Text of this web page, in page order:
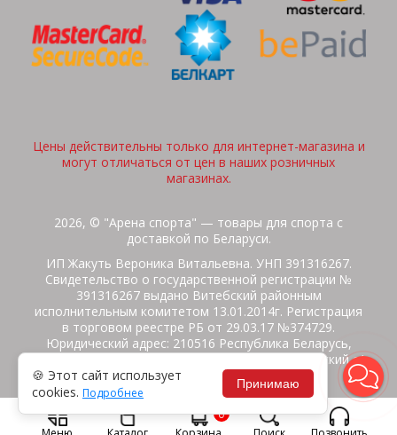
Цены действительны только для интернет-магазина и
могут отличаться от цен в наших розничных
магазинах.
2026, © "Арена спорта" — товары для спорта с
доставкой по Беларуси.
ИП Жакуть Вероника Витальевна. УНП 391316267.
Свидетельство о государственной регистрации №
391316267 выдано Витебский районным
исполнительным комитетом 13.01.2014г. Регистрация
в торговом реестре РБ от 29.03.17 №374729.
Юридический адрес: 210516 Республика Беларусь,
Витебская область, Витебский район, Бабиничский с/
с, аг.Ольгово, ул.Школьная
Политика защиты данных
Гарантия/Экспертиза Обмен/Возврат
0
🍪 Этот сайт использует
cookies. Подробнее
Принимаю